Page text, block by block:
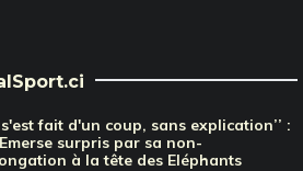
s'est fait d'un coup, sans explication’’ :
surpris par sa non-
à la tête des Eléphants